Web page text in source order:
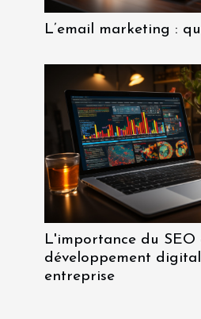
L’email marketing :
L'importance du SEO
développement
entreprise